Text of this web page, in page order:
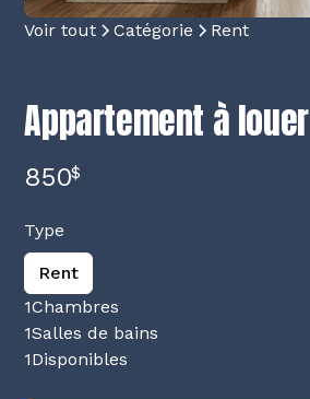
Voir tout Catégorie Rent
Appartement à louer
850$
Type
Rent
1Chambres
1Salles de bains
1Disponibles